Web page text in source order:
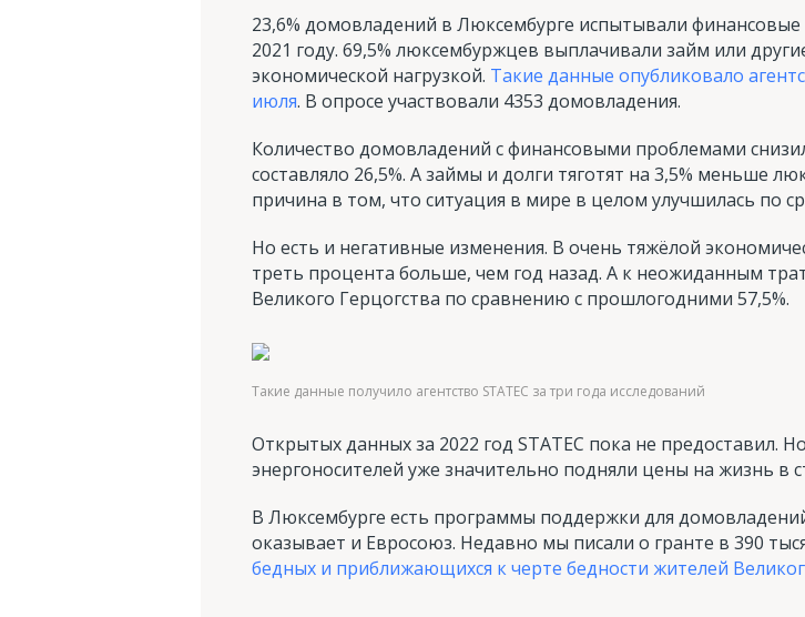
23,6% домовладений в Люксембурге испытывали
2021 году. 69,5% люксембуржцев выплачивали займ или
экономической нагрузкой. Такие данные опубликовало
июля. В опросе участвовали 4353 домовладения.
Количество домовладений с финансовыми проблемами
составляло 26,5%. А займы и долги тяготят на 3,5% меньше
причина в том, что ситуация в мире в целом улучшилась по
Но есть и негативные изменения. В очень тяжёлой
треть процента больше, чем год назад. А к неожиданным
Великого Герцогства по сравнению с прошлогодними 57,5%.
Такие данные получило агентство STATEC за три года исследований
Открытых данных за 2022 год STATEC пока не предоставил.
энергоносителей уже значительно подняли цены на жизнь в
В Люксембурге есть программы поддержки для
оказывает и Евросоюз. Недавно мы писали о гранте в 390
бедных и приближающихся к черте бедности жителей